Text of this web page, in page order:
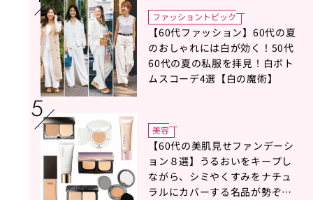
ファッショントピック
【60代ファッション】60代の夏
のおしゃれには白が効く！50代
60代の夏の私服を拝見！白ボト
ムスコーデ4選【白の魔術】
美容
【60代の美肌見せファンデーシ
ョン８選】うるおいをキープし
ながら、シミやくすみをナチュ
ラルにカバーする名品が勢ぞろ